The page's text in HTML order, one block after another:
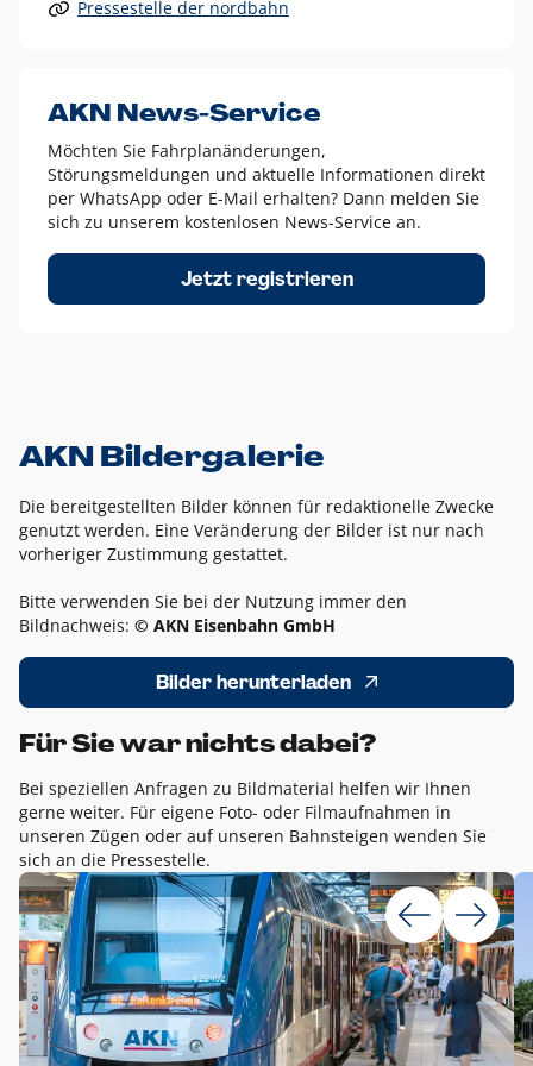
Alle anderen Logo-Varianten dürfen nur in Ausnahmefällen
Diese Ausnahmen sind zum Beispiel:
dem AKN Blau,
weißes Logo auf Fotohintergründen,
schwarzes Logo für reine Schwarz-Weiß-Umsetzungen
Um das Logo herum muss ein Schutzraum von jeweils einer
Höhe bzw. Breite des N aus AKN in alle Richtungen
Pressestelle der nordbahn
AKN News-Service
Möchten Sie Fahrplanänderungen,
Störungsmeldungen und aktuelle Informationen direkt
per WhatsApp oder E-Mail erhalten? Dann melden Sie
sich zu unserem kostenlosen News-Service an.
Jetzt registrieren
AKN Bildergalerie
Die bereitgestellten Bilder können für redaktionelle Zwecke
genutzt werden. Eine Veränderung der Bilder ist nur nach
vorheriger Zustimmung gestattet.
Bitte verwenden Sie bei der Nutzung immer den
Bildnachweis: © AKN Eisenbahn GmbH
Bilder herunterladen
Für Sie war nichts dabei?
Bei speziellen Anfragen zu Bildmaterial helfen wir Ihnen
gerne weiter. Für eigene Foto- oder Filmaufnahmen in
unseren Zügen oder auf unseren Bahnsteigen wenden Sie
sich an die Pressestelle.